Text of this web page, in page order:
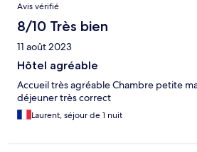
Avis vérifié
8/10 Très bien
11 août 2023
Hôtel agréable
Accueil très agréable Chambre petite
déjeuner très correct
Laurent, séjour de 1 nuit